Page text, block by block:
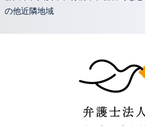
の他近隣地域